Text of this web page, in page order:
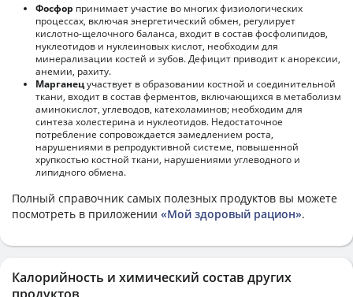
Фосфор принимает участие во многих физиологических
процессах, включая энергетический обмен, регулирует
кислотно-щелочного баланса, входит в состав фосфолипидов,
нуклеотидов и нуклеиновых кислот, необходим для
минерализации костей и зубов. Дефицит приводит к анорексии,
анемии, рахиту.
Марганецучаствует в образовании костной и соединительной
ткани, входит в состав ферментов, включающихся в метаболизм
аминокислот, углеводов, катехоламинов; необходим для
синтеза холестерина и нуклеотидов. Недостаточное
потребление сопровождается замедлением роста,
нарушениями в репродуктивной системе, повышенной
хрупкостью костной ткани, нарушениями углеводного и
липидного обмена.
Полный справочник самых полезных продуктов вы можете
посмотреть в приложении «Мой здоровый рацион».
Калорийность и химический состав других